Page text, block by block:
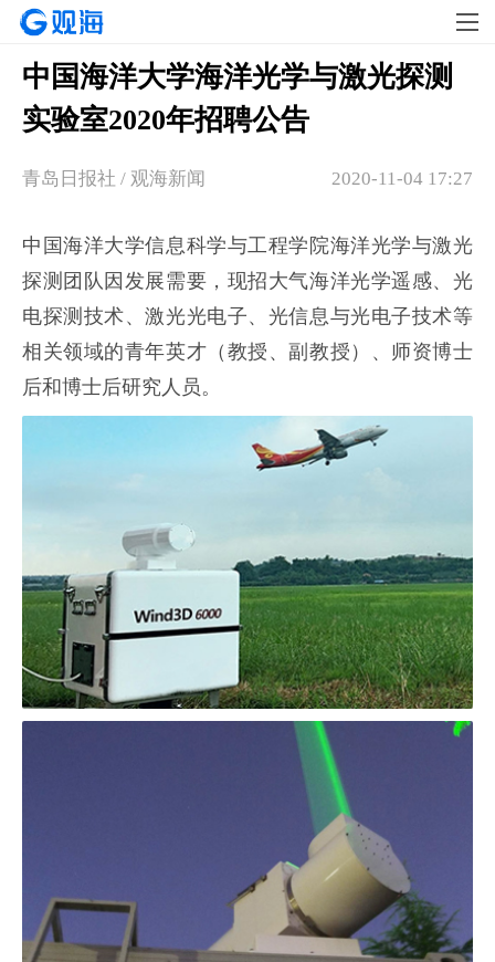
中国海洋大学海洋光学与激光探测
实验室2020年招聘公告
2020-11-04 17:27
青岛日报社 / 观海新闻
中国海洋大学信息科学与工程学院海洋光学与激光
探测团队因发展需要，现招大气海洋光学遥感、光
电探测技术、激光光电子、光信息与光电子技术等
相关领域的青年英才（教授、副教授）、师资博士
后和博士后研究人员。